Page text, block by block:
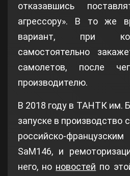
отказавшись
агрессору». В то же
вариант, при
самостоятельно
самолетов, после
производителю.
В 2018 году в ТАНТК им.
запуске в производство
российско-
SaM146, и
него, но новостей по